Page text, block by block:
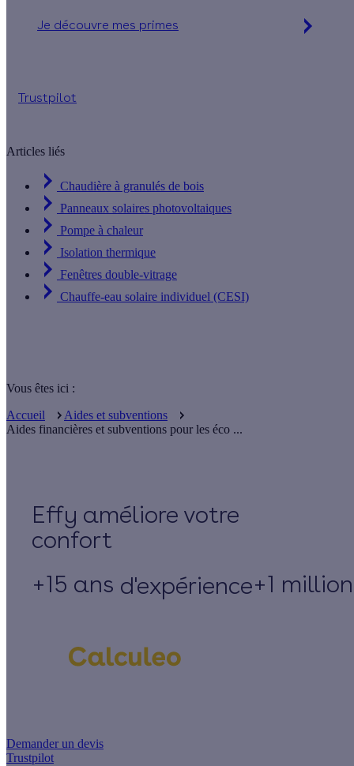
Je découvre mes primes
Trustpilot
Articles liés
Chaudière à granulés de bois
Panneaux solaires photovoltaiques
Pompe à chaleur
Isolation thermique
Fenêtres double-vitrage
Chauffe-eau solaire individuel (CESI)
Vous êtes ici :
Accueil
Aides et subventions
Aides financières et subventions pour les éco ...
Effy
+15 ans d'expérience+1
Demander un devis
Trustpilot